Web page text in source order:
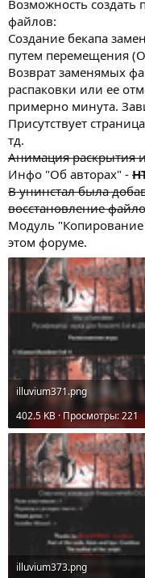
Возможность
файлов:
Создание бекапа
путем перемещения
Возврат заменямых
распаковки или ее
примерно минута.
Присутствует
тд.
Анимация раскрытия
Инфо "Об авторах" -
В унинстал была
восстановление
Модуль
этом форуме.
illuvium371.png
402.5 KB · Просмотры: 221
illuvium373.png